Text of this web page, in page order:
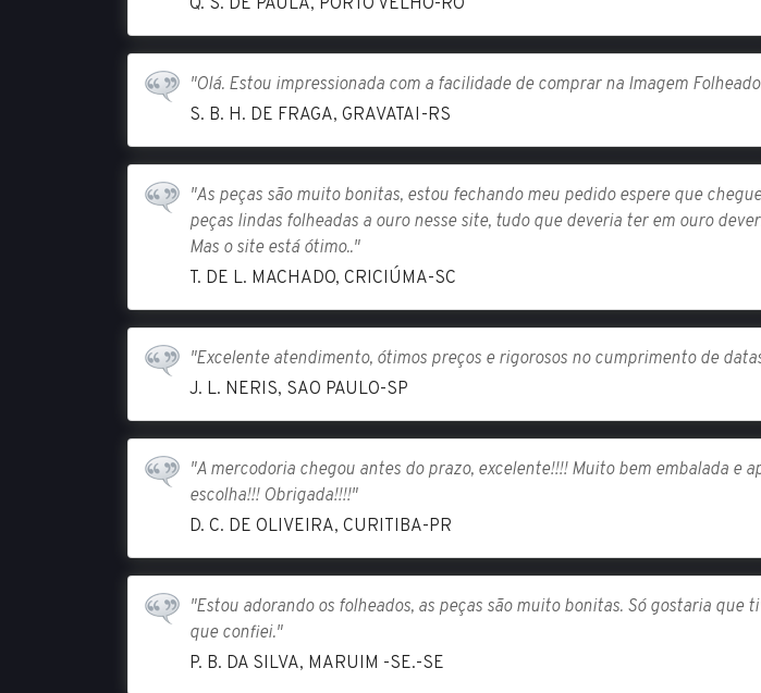
Q. S. DE PAULA, PORTO VELHO-RO
"Olá. Estou impressionada com a facilidade de comprar na Imagem
S. B. H. DE FRAGA, GRAVATAI-RS
"As peças são muito bonitas, estou fechando meu pedido espere que
peças lindas folheadas a ouro nesse site, tudo que deveria ter em ouro
Mas o site está ótimo.."
T. DE L. MACHADO, CRICIÚMA-SC
"Excelente atendimento, ótimos preços e rigorosos no cumprimento de
J. L. NERIS, SAO PAULO-SP
"A mercodoria chegou antes do prazo, excelente!!!! Muito bem embalada e
escolha!!! Obrigada!!!!"
D. C. DE OLIVEIRA, CURITIBA-PR
"Estou adorando os folheados, as peças são muito bonitas. Só gostaria
que confiei."
P. B. DA SILVA, MARUIM -SE.-SE